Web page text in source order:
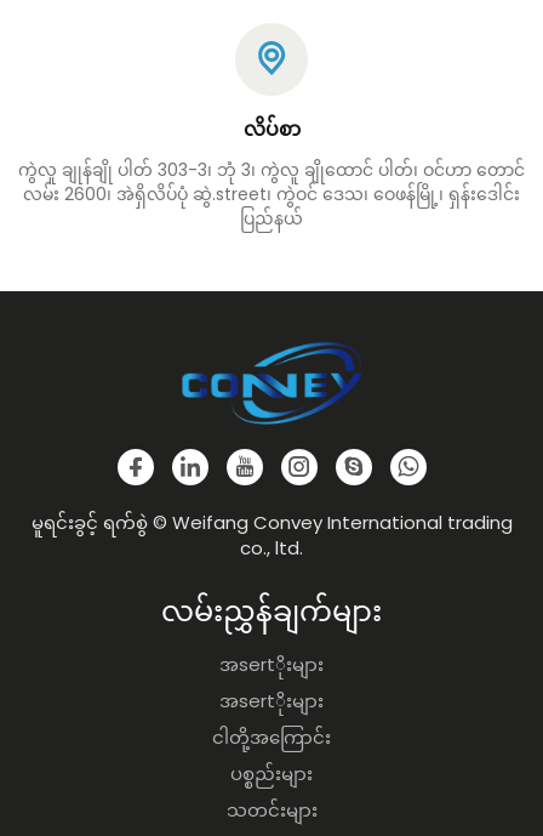
လိပ်စာ
ကွဲလူ ချုန်ချို ပါတ် 303-3၊ ဘုံ 3၊ ကွဲလူ ချိုထောင် ပါတ်၊ ဝင်ဟာ တောင်
လမ်း 2600၊ အဲရှိလိပ်ပုံ ဆွဲ.street၊ ကွဲဝင် ဒေသ၊ ဝေဖန်မြို့၊ ရှန်းဒေါင်း
ပြည်နယ်
မူရင်းခွင့် ရက်စွဲ © Weifang Convey International trading
co., ltd.
လမ်းညွှန်ချက်များ
အsertိုးများ
အsertိုးများ
ငါတို့အကြောင်း
ပစ္စည်းများ
သတင်းများ